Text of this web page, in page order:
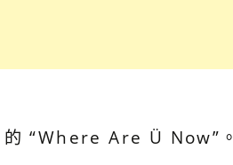
“Where Are Ü Now”。